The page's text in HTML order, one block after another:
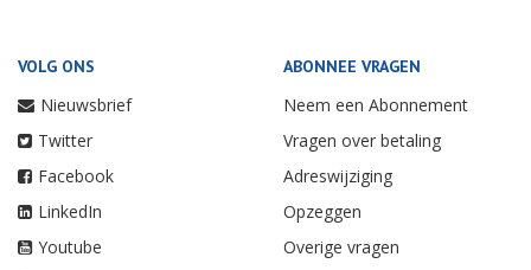
VOLG ONS
Nieuwsbrief
Twitter
Facebook
LinkedIn
Youtube
ABONNEE VRAGEN
Neem een Abonnement
Vragen over betaling
Adreswijziging
Opzeggen
Overige vragen